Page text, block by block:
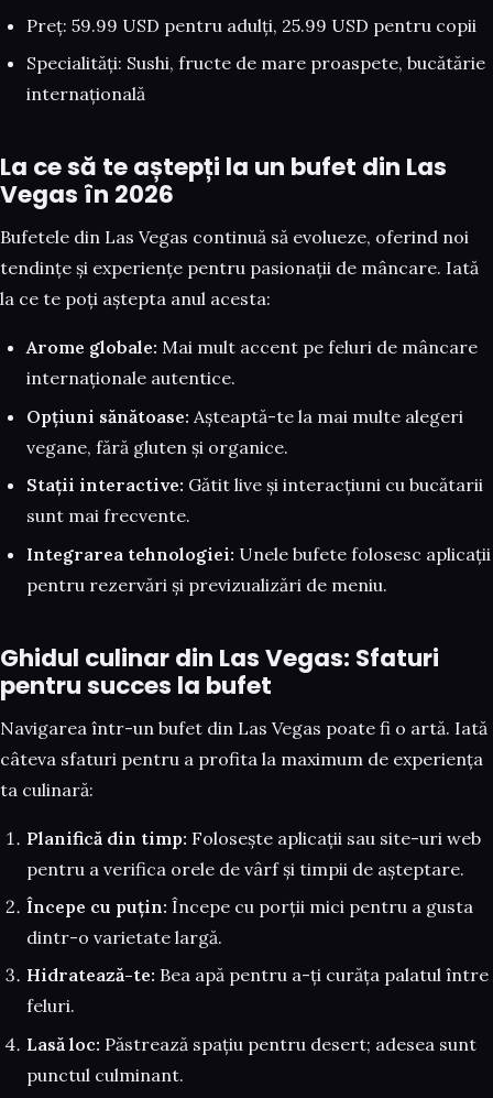
Preț: 59.99 USD pentru adulți, 25.99 USD pentru copii
Specialități: Sushi, fructe de mare proaspete, bucătărie
internațională
La ce să te aștepți la un bufet din Las
Vegas în 2026
Bufetele din Las Vegas continuă să evolueze, oferind noi
tendințe și experiențe pentru pasionații de mâncare. Iată
la ce te poți aștepta anul acesta:
Arome globale: Mai mult accent pe feluri de mâncare
internaționale autentice.
Opțiuni sănătoase: Așteaptă-te la mai multe alegeri
vegane, fără gluten și organice.
Stații interactive: Gătit live și interacțiuni cu bucătarii
sunt mai frecvente.
Integrarea tehnologiei: Unele bufete folosesc aplicații
pentru rezervări și previzualizări de meniu.
Ghidul culinar din Las Vegas: Sfaturi
pentru succes la bufet
Navigarea într-un bufet din Las Vegas poate fi o artă. Iată
câteva sfaturi pentru a profita la maximum de experiența
ta culinară:
Planifică din timp: Folosește aplicații sau site-uri web
pentru a verifica orele de vârf și timpii de așteptare.
Începe cu puțin: Începe cu porții mici pentru a gusta
dintr-o varietate largă.
Hidratează-te: Bea apă pentru a-ți curăța palatul între
feluri.
Lasă loc: Păstrează spațiu pentru desert; adesea sunt
punctul culminant.